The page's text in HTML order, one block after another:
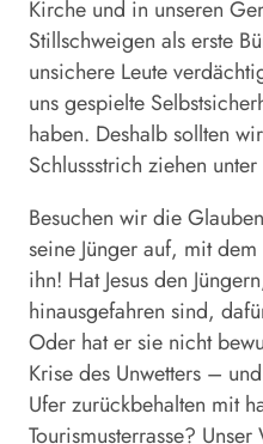
Kirche und in unseren
Stillschweigen als erste
unsichere Leute
uns gespielte
haben. Deshalb sollten
Schlussstrich ziehen
Besuchen wir die
seine Jünger auf, mit
ihn! Hat Jesus den
hinausgefahren sind,
Oder hat er sie nicht
Krise des Unwetters –
Ufer zurückbehalten mit
Tourismusterrasse?